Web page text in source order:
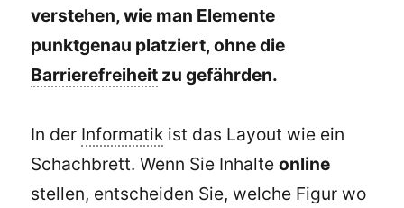
verstehen, wie man Elemente
punktgenau platziert, ohne die
Barrierefreiheit zu gefährden.
In der Informatik ist das Layout wie ein
Schachbrett. Wenn Sie Inhalteonline
stellen, entscheiden Sie, welche Figur wo